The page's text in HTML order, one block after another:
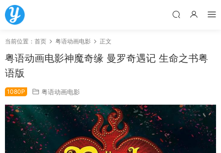
当前位置： 首页 粤语动画电影 正文
粤语动画电影神魔奇缘 曼罗奇遇记 生命之书粤
语版
1080P 粤语动画电影